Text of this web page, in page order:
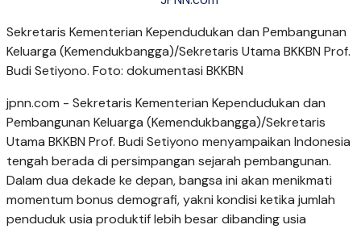
Sekretaris Kementerian Kependudukan dan Pembangunan
Keluarga (Kemendukbangga)/Sekretaris Utama BKKBN Prof.
Budi Setiyono. Foto: dokumentasi BKKBN
jpnn.com - Sekretaris Kementerian Kependudukan dan
Pembangunan Keluarga (Kemendukbangga)/Sekretaris
Utama BKKBN Prof. Budi Setiyono menyampaikan Indonesia
tengah berada di persimpangan sejarah pembangunan.
Dalam dua dekade ke depan, bangsa ini akan menikmati
momentum bonus demografi, yakni kondisi ketika jumlah
penduduk usia produktif lebih besar dibanding usia